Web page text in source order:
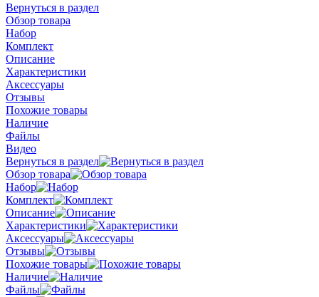
Вернуться в раздел
Обзор товара
Набор
Комплект
Описание
Характеристики
Аксессуары
Отзывы
Похожие товары
Наличие
Файлы
Видео
Вернуться в раздел
Обзор товара
Набор
Комплект
Описание
Характеристики
Аксессуары
Отзывы
Похожие товары
Наличие
Файлы